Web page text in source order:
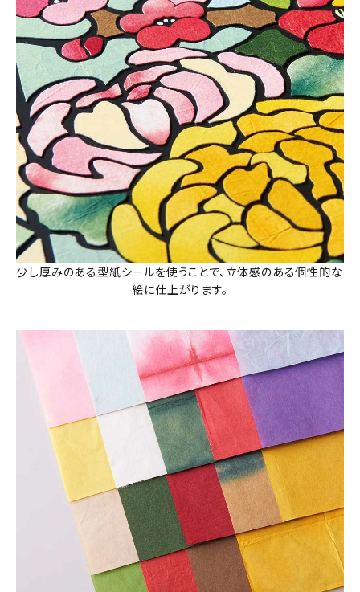
少し厚みのある型紙シールを使うことで、立体感のある個性的な
絵に仕上がります。